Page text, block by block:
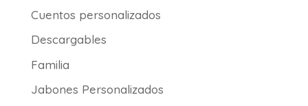
Cuentos personalizados
Descargables
Familia
Jabones Personalizados